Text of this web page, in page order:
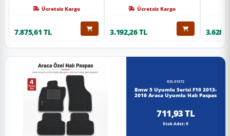
Ücretsiz Kargo
7.875,61 TL
Ücretsiz Kargo
3.192,26 TL
RZL01572
Bmw 5 Uyumlu Serisi F10 2013-
2016 Araca Uyumlu Halı Paspas
711,93 TL
Stok Adet: 9